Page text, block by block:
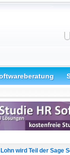
wird Teil der Sage